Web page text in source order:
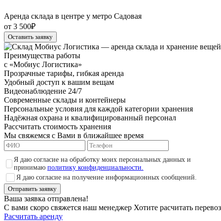
Аренда склада в центре у метро Садовая
от 3 500₽
Оставить заявку
Преимущества работы
с «Мобиус Логистика»
Прозрачные тарифы, гибкая аренда
Удобный доступ к вашим вещам
Видеонаблюдение 24/7
Современные склады и контейнеры
Персональные условия для каждой категории хранения
Надёжная охрана и квалифицированный персонал
Рассчитать стоимость хранения
Мы свяжемся с Вами в ближайшее время
Я даю согласие на обработку моих персональных данных и
принимаю политику конфиденциальности.
Я даю согласие на получение информационных сообщений.
Отправить заявку
Ваша заявка отправлена!
С вами скоро свяжется наш менеджер Хотите расчитать
Расчитать аренду